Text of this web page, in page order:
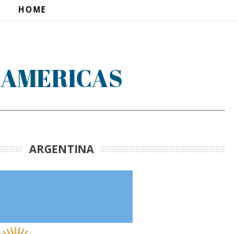
HOME
AMERICAS
ARGENTINA